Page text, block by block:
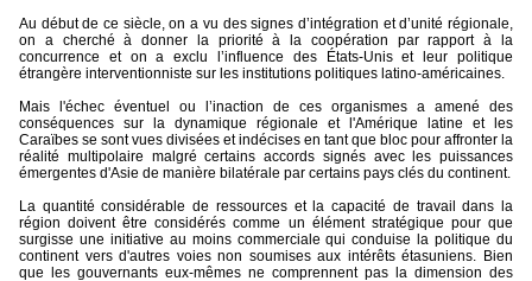
Au début de ce siècle, on a vu des signes d’intégration et d’unité régionale,
on a cherché à donner la priorité à la coopération par rapport à la
concurrence et on a exclu l’influence des États-Unis et leur politique
étrangère interventionniste sur les institutions politiques latino-américaines.
Mais l'échec éventuel ou l’inaction de ces organismes a amené des
conséquences sur la dynamique régionale et l'Amérique latine et les
Caraïbes se sont vues divisées et indécises en tant que bloc pour affronter la
réalité multipolaire malgré certains accords signés avec les puissances
émergentes d'Asie de manière bilatérale par certains pays clés du continent.
La quantité considérable de ressources et la capacité de travail dans la
région doivent être considérés comme un élément stratégique pour que
surgisse une initiative au moins commerciale qui conduise la politique du
continent vers d'autres voies non soumises aux intérêts étasuniens. Bien
que les gouvernants eux-mêmes ne comprennent pas la dimension des